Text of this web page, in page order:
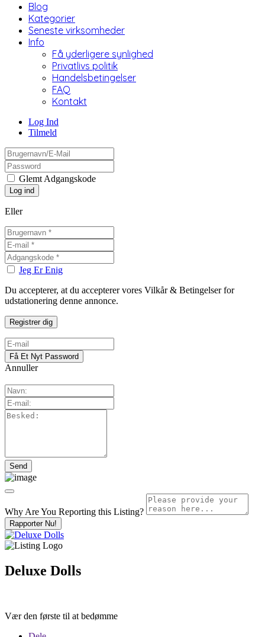
Blog
Kategorier
Seneste virksomheder
Info
Få yderligere synlighed
Privatlivs politik
Handelsbetingelser
FAQ
Kontakt
Log Ind
Tilmeld
Glemt Adgangskode
Eller
Jeg Er Enig
Du accepterer, at du accepterer vores Vilkår & Betingelser for
udstationering denne annonce.
Annuller
Why Are You Reporting this Listing?
Rapporter Nu!
Deluxe Dolls
Vær den første til at bedømme